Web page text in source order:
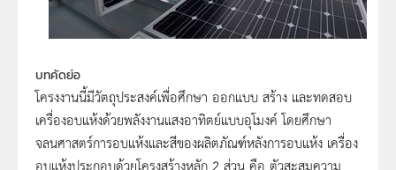
บทคัดย่อ
โครงงานนี้มีวัตถุประสงค์เพื่อศึกษา ออกแบบ สร้าง และทดสอบ
เครื่องอบแห้งด้วยพลังงานแสงอาทิตย์แบบอุโมงค์ โดยศึกษา
จลนศาสตร์การอบแห้งและสีของผลิตภัณฑ์หลังการอบแห้ง เครื่อง
อบแห้งประกอบด้วยโครงสร้างหลัก 2 ส่วน คือ ตัวสะสมความ